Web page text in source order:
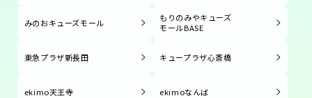
みのおキューズモール
もりのみやキューズ
モールBASE
東急プラザ新長田 キュープラザ心斎橋
ekimo天王寺 ekimoなんば